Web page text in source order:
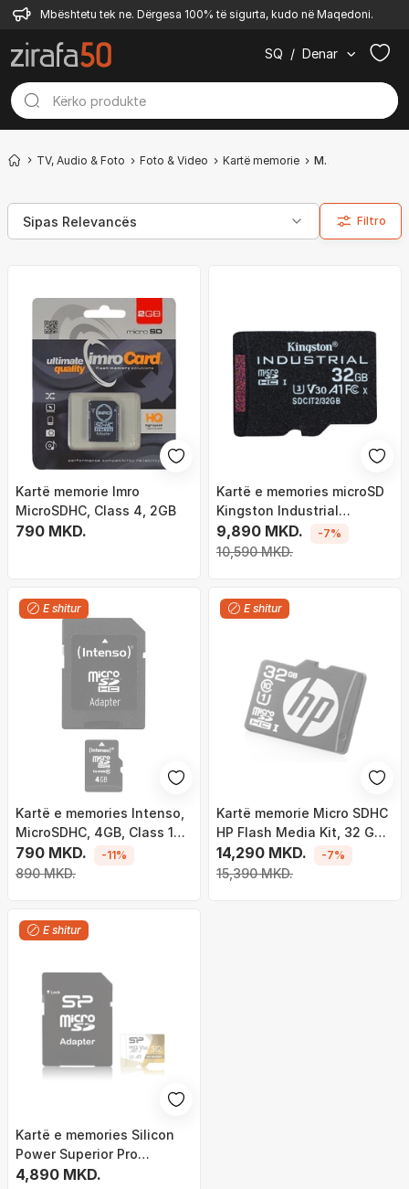
Mbështetu tek ne. Dërgesa 100% të sigurta, kudo në Maqedoni.
SQ / Denar
TV, Audio & Foto Foto & Video Kartë memorie Micro SD
Filtro
Kartë memorie Imro
MicroSDHC, Class 4, 2GB
790 MKD.
Kartë e memories microSD
Kingston Industrial
MicroSDHC 32 GB Class 10
UHS-I/U3 A1 V30
9,890 MKD.
10,590 MKD.
-7%
E shitur
Kartë e memories Intenso,
MicroSDHC, 4GB, Class 10,
me përshtatës
790 MKD.
890 MKD.
-11%
E shitur
Kartë memorie Micro SDHC
HP Flash Media Kit, 32 GB
Class 10
14,290 MKD.
15,390 MKD.
-7%
E shitur
Kartë e memories Silicon
Power Superior Pro
Colorful, MicroSDXC, 512
4,890 MKD.